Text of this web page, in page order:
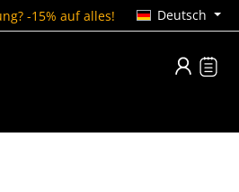
-15% auf alles! Deutsch